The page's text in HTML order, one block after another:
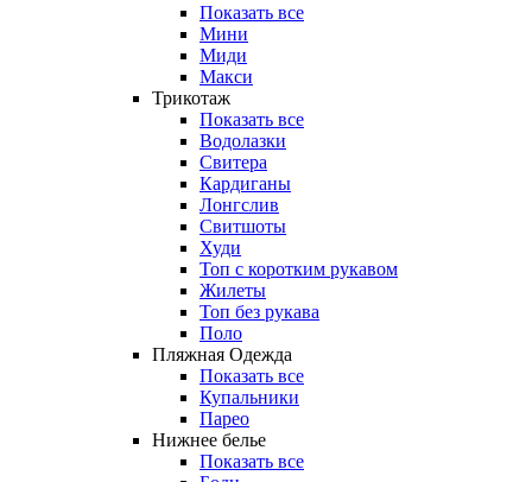
Показать все
Мини
Миди
Макси
Трикотаж
Показать все
Водолазки
Свитера
Кардиганы
Лонгслив
Свитшоты
Худи
Топ с коротким рукавом
Жилеты
Топ без рукава
Поло
Пляжная Одежда
Показать все
Купальники
Парео
Нижнее белье
Показать все